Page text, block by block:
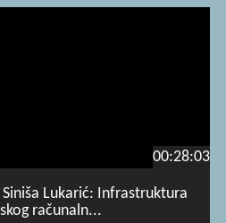
00:28:03
Lukarić: Infrastruktura
računaln...